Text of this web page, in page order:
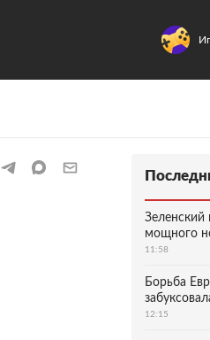
Зеленский
мощного
11:58
Борьба
12:15